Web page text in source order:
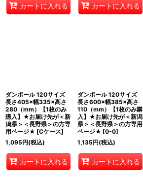
カートに入れる カートに入れる
ダンボール 120サイズ
長さ405×幅335×高さ
280（mm）【1枚のみ
購入】★お届け先が＜新
潟県＞＜長野県＞の方専
用ページ★ [Cケース]
1,095円(税込)
カートに入れる
ダンボール 120サイズ
長さ600×幅385×高さ
110（mm）【1枚のみ購
入】★お届け先が＜新潟
県＞＜長野県＞の方専用
ページ★ [0-0]
1,135円(税込)
カートに入れる